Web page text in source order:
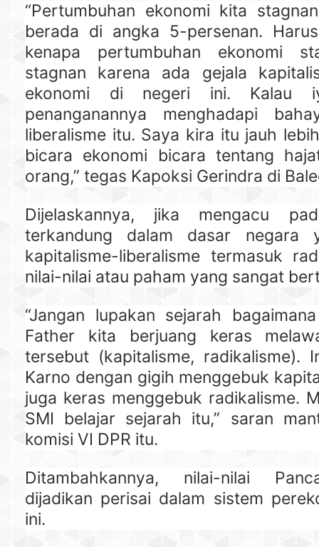
“Pertumbuhan ekonomi kita
berada di angka 5-persenan.
kenapa pertumbuhan ekonomi
stagnan karena ada gejala
ekonomi di negeri ini. Kalau
penanganannya menghadapi
liberalisme itu. Saya kira itu jauh
bicara ekonomi bicara tentang
orang,” tegas Kapoksi Gerindra di
Dijelaskannya, jika mengacu
terkandung dalam dasar negara
kapitalisme-liberalisme termasuk
nilai-nilai atau paham yang sangat
“Jangan lupakan sejarah
Father kita berjuang keras
tersebut (kapitalisme, radikalisme).
Karno dengan gigih menggebuk
juga keras menggebuk radikalisme.
SMI belajar sejarah itu,” saran
komisi VI DPR itu.
Ditambahkannya, nilai-nilai
dijadikan perisai dalam sistem
ini.